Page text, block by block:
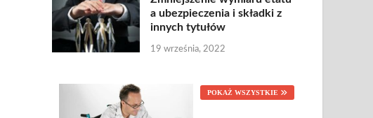
a ubezpieczenia i składki z
innych tytułów
19 września, 2022
POKAŻ WSZYSTKIE